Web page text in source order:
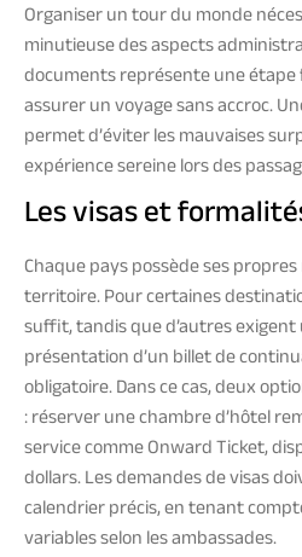
Organiser un tour du monde
minutieuse des aspects
documents représente une
assurer un voyage sans accroc.
permet d’éviter les mauvaises
expérience sereine lors des
Les visas et
Chaque pays possède ses
territoire. Pour certaines
suffit, tandis que d’autres exigent
présentation d’un billet de
obligatoire. Dans ce cas, deux
: réserver une chambre d’hôtel
service comme Onward Ticket,
dollars. Les demandes de visas
calendrier précis, en tenant
variables selon les ambassades.